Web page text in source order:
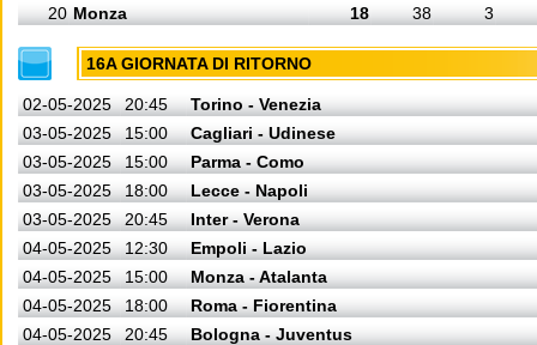
20 Monza 18 38 3
16A GIORNATA DI RITORNO
02-05-2025 20:45
Torino - Venezia
03-05-2025
15:00
Cagliari - Udinese
03-05-2025
15:00
Parma - Como
03-05-2025
18:00
Lecce - Napoli
03-05-2025
20:45
Inter - Verona
04-05-2025
12:30
Empoli - Lazio
04-05-2025
15:00
Monza - Atalanta
04-05-2025
18:00
Roma - Fiorentina
04-05-2025
20:45
Bologna - Juventus